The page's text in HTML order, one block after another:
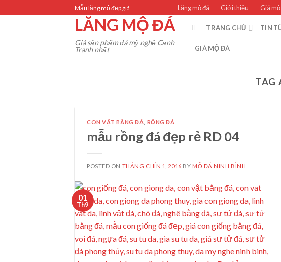
Mẫu lăng mộ đẹp giá Lăng mộ đá Giới thiệu Giá
LĂNG MỘ ĐÁ
Giá sản phẩm đá mỹ nghệ Cạnh
Tranh nhất
TRANG CHỦ TIN
GIÁ MỘ ĐÁ
TAG
CON VẬT BẰNG ĐÁ RỒNG ĐÁ
mẫu rồng đá đẹp rẻ RD 04
POSTED ON THÁNG CHÍN 1, 2016 BY MỘ ĐÁ NINH BÌNH
01
Th9